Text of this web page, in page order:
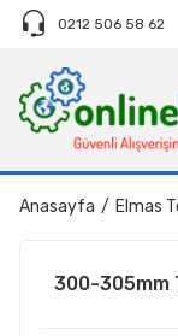
0212 506 58 62
Anasayfa Elmas
300-305mm